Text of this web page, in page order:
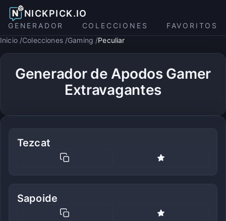
NICKPICK.IO
GENERADOR COLECCIONES
FAVORITOS
Inicio Colecciones Gaming Peculiar
Generador de Apodos Gamer
Extravagantes
Tezcat
Sapoide